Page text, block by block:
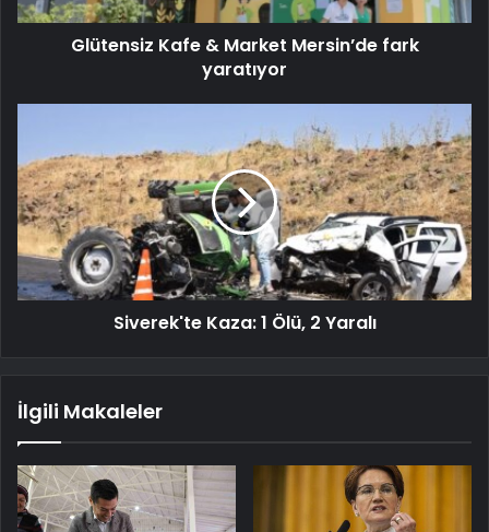
Glütensiz Kafe & Market Mersin’de fark
yaratıyor
Siverek'te Kaza: 1 Ölü, 2 Yaralı
İlgili Makaleler